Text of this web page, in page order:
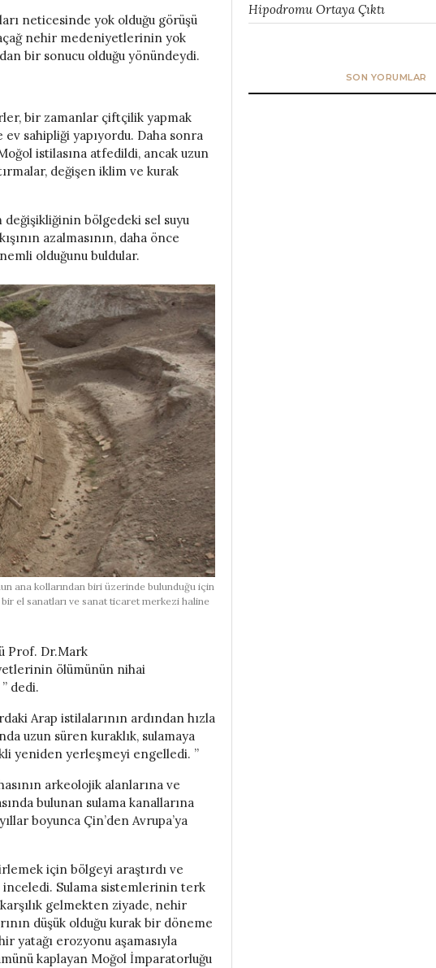
neticesinde yok olduğu görüşü
nehir medeniyetlerinin yok
bir sonucu olduğu yönündeydi.
bir zamanlar çiftçilik yapmak
sahipliği yapıyordu. Daha sonra
istilasına atfedildi, ancak uzun
değişen iklim ve kurak
bölgedeki sel suyu
azalmasının, daha önce
olduğunu buldular.
ana kollarından biri üzerinde bulunduğu için
el sanatları ve sanat ticaret merkezi haline
Prof. Dr.Mark
ölümünün nihai
dedi.
Arap istilalarının ardından hızla
uzun süren kuraklık, sulamaya
yeniden yerleşmeyi engelledi. ”
arkeolojik alanlarına ve
bulunan sulama kanallarına
boyunca Çin’den Avrupa’ya
için bölgeyi araştırdı ve
Sulama sistemlerinin terk
gelmekten ziyade, nehir
düşük olduğu kurak bir döneme
yatağı erozyonu aşamasıyla
kaplayan Moğol İmparatorluğu
Hipodromu Ortaya Çıktı
SON YORUMLAR